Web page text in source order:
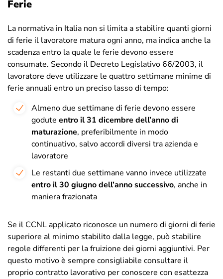
Ferie
La normativa in Italia non si limita a stabilire quanti giorni
di ferie il lavoratore matura ogni anno, ma indica anche la
scadenza entro la quale le ferie devono essere
consumate. Secondo il Decreto Legislativo 66/2003, il
lavoratore deve utilizzare le quattro settimane minime di
ferie annuali entro un preciso lasso di tempo:
Almeno due settimane di ferie devono essere
godute entro il 31 dicembre dell’anno di
maturazione, preferibilmente in modo
continuativo, salvo accordi diversi tra azienda e
lavoratore
Le restanti due settimane vanno invece utilizzate
entro il 30 giugno dell’anno successivo, anche in
maniera frazionata
Se il CCNL applicato riconosce un numero di giorni di ferie
superiore al minimo stabilito dalla legge, può stabilire
regole differenti per la fruizione dei giorni aggiuntivi. Per
questo motivo è sempre consigliabile consultare il
proprio contratto lavorativo per conoscere con esattezza